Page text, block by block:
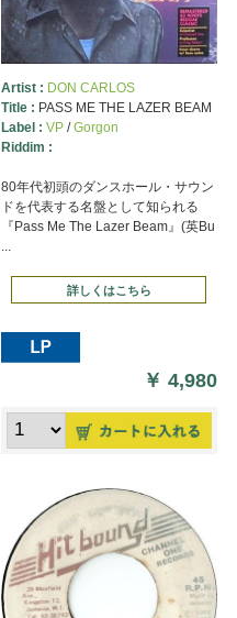
Artist : DON CARLOS
Title : PASS ME THE LAZER BEAM
Label : VP/Gorgon
Riddim :
80年代初頭のダンスホール・サウン
ドを代表する名盤として知られる
『Pass Me The Lazer Beam』(英Bu
...
詳しくはこちら
￥4,980